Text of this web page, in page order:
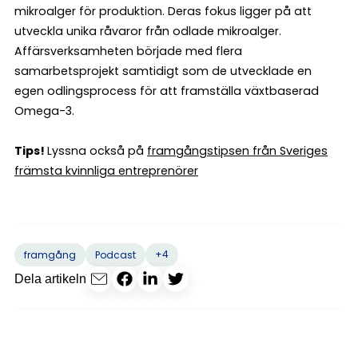
mikroalger för produktion. Deras fokus ligger på att
utveckla unika råvaror från odlade mikroalger.
Affärsverksamheten började med flera
samarbetsprojekt samtidigt som de utvecklade en
egen odlingsprocess för att framställa växtbaserad
Omega-3.
Tips! Lyssna också på framgångstipsen från Sveriges
främsta kvinnliga entreprenörer
framgång Podcast
+4
Dela artikeln